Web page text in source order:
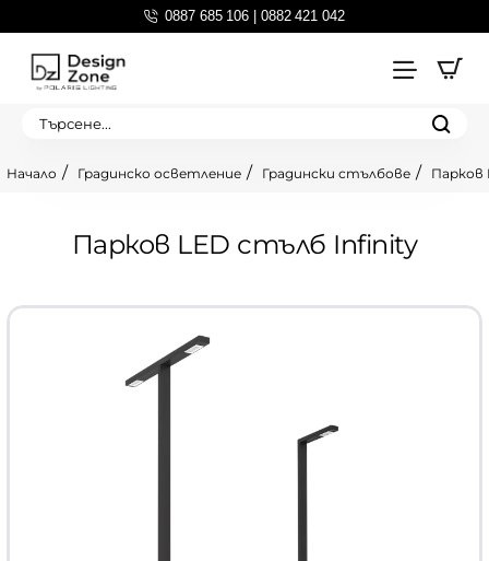
0887 685 106 | 0882 421 042
Търсене...
Парков LED стълб Infinity
Градинско осветление Градински стълбове Парков